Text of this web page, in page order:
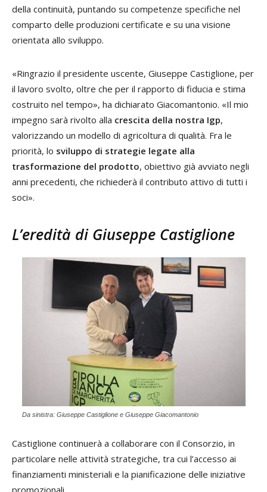
della continuità, puntando su competenze specifiche nel
comparto delle produzioni certificate e su una visione
orientata allo sviluppo.
«Ringrazio il presidente uscente, Giuseppe Castiglione, per
il lavoro svolto, oltre che per il rapporto di fiducia e stima
costruito nel tempo», ha dichiarato Giacomantonio. «Il mio
impegno sarà rivolto alla crescita della nostra Igp,
valorizzando un modello di agricoltura di qualità. Fra le
priorità, lo sviluppo di strategie legate alla
trasformazione del prodotto, obiettivo già avviato negli
anni precedenti, che richiederà il contributo attivo di tutti i
soci».
L’eredità di Giuseppe Castiglione
Da sinistra: Giuseppe Castiglione e Giuseppe Giacomantonio
Castiglione continuerà a collaborare con il Consorzio, in
particolare nelle attività strategiche, tra cui l’accesso ai
finanziamenti ministeriali e la pianificazione delle iniziative
promozionali.